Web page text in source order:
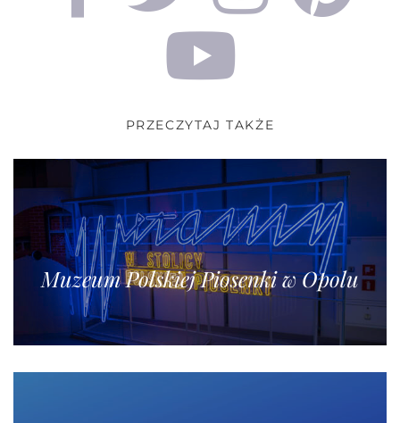
PRZECZYTAJ TAKŻE
Muzeum Polskiej Piosenki w Opolu